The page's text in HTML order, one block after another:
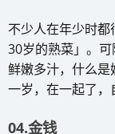
不少人在年少时
30岁的熟菜」。
鲜嫩多汁，什么
一岁，在一起了，
04.金钱